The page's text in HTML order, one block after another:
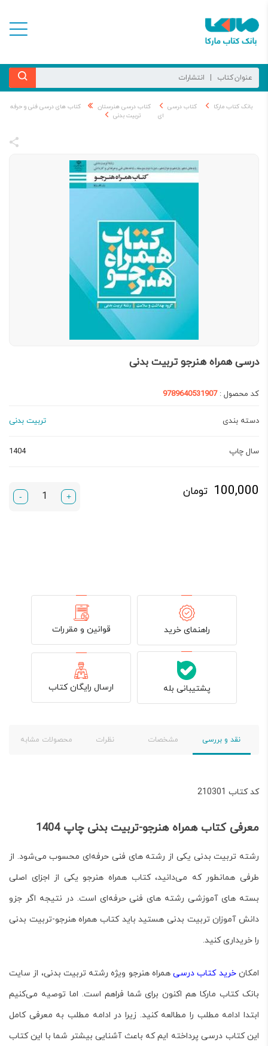
بانک کتاب مارکا کتاب درسی کتاب درسی هنرستان
کتاب های درسی فنی و حرفه
ای
تربیت بدنی
درسی همراه هنرجو تربیت بدنی
کد محصول :9789640531907
دسته بندی تربیت بدنی
سال چاپ 1404
100,000 تومان +
-
راهنمای خرید قوانین و مقررات
پشتیبانی بله ارسال رایگان کتاب
نقد و بررسی مشخصات نظرات محصولات مشابه
کد کتاب 210301
معرفی کتاب همراه هنرجو-تربیت بدنی چاپ 1404
رشته تربیت بدنی یکی از رشته های فنی حرفه‌ای محسوب می‌شود. از
طرفی همانطور که می‌دانید، کتاب همراه هنرجو یکی از اجزای اصلی
بسته های آموزشی رشته های فنی حرفه‌ای است. در نتیجه اگر جزو
دانش آموزان تربیت بدنی هستید باید کتاب همراه هنرجو-تربیت بدنی
را خریداری کنید.
امکانخرید کتاب درسیهمراه هنرجو ویژه رشته تربیت بدنی، از سایت
بانک کتاب مارکاهم اکنون برای شما فراهم است. اما توصیه می‌کنیم
ابتدا ادامه مطلب را مطالعه کنید. زیرا در ادامه مطلب به معرفی کامل
اینکتاب درسیپرداخته ایم که باعث آشنایی بیشتر شما با این کتاب